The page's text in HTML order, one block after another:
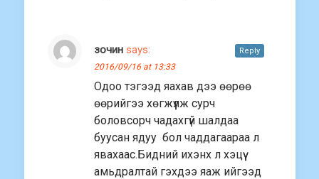
зочин says:
2016/09/16 at 13:33
Одоо тэгээд яахав дээ өөрөө
өөрийгээ хөгжүүлж сурч
боловсорч чадахгүй шалдаа
буусан ядуу бол чаддагаараа л
явахаас.Бидний ихэнх л хэцүү
амьдралтай гэхдээ яаж ийгээд
Reply